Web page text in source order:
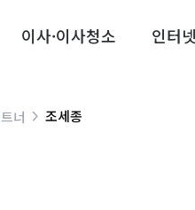
이사·이사청소 인터
너 조세종